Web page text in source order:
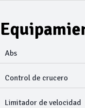
Abs
Control de crucero
Limitador de velocidad